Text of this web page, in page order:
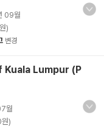
09월
)
변경
Kuala Lumpur (P
월
)